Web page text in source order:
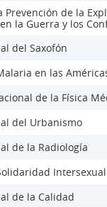
Prevención de la
la Guerra y los
del Saxofón
en las
de la Física
del Urbanismo
de la Radiología
Intersexual
de la Calidad